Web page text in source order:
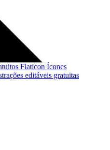
Flaticon Ícones
editáveis gratuitas